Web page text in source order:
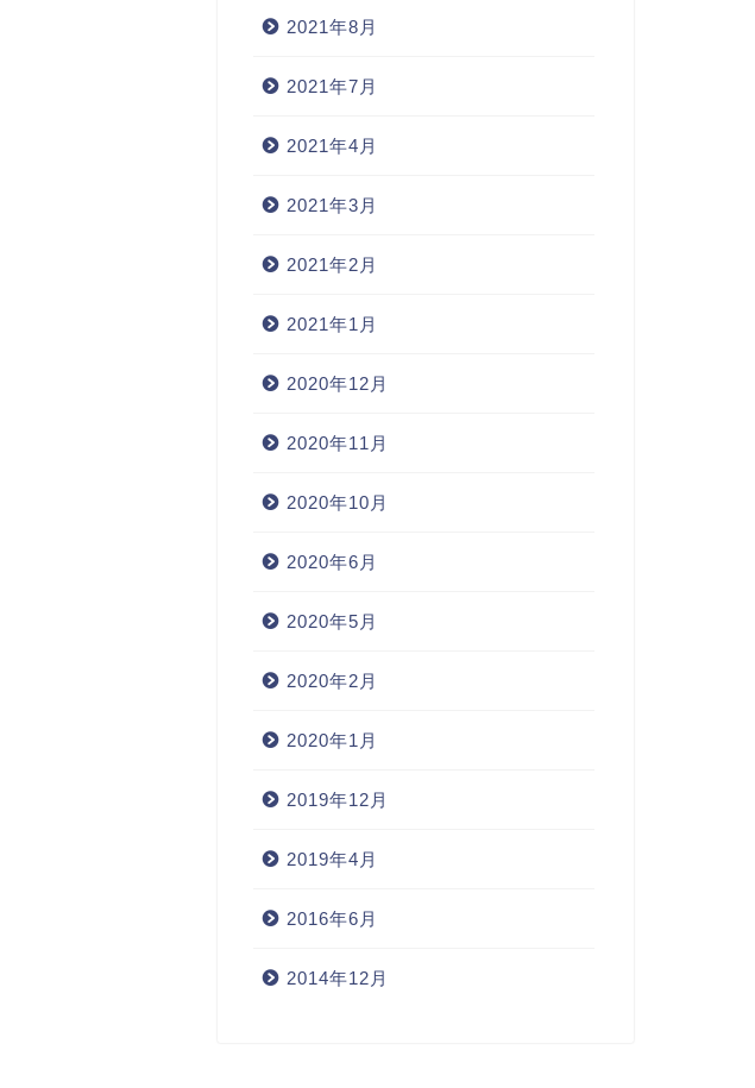
2021年8月
2021年7月
2021年4月
2021年3月
2021年2月
2021年1月
2020年12月
2020年11月
2020年10月
2020年6月
2020年5月
2020年2月
2020年1月
2019年12月
2019年4月
2016年6月
2014年12月